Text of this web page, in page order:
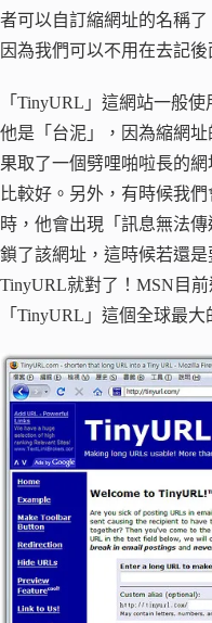
者可以自訂縮網址的名稱
因為我們可以不用在去記後
「TinyURL」這網站一般
他是「台泥」，因為縮網
果取了一個劈哩啪啦長的
比較好。另外，有時候我
時，他會出現「訊息無法
鎖了該網址，這時候若還
TinyURL就對了！MSN目
「TinyURL」這個全球最大